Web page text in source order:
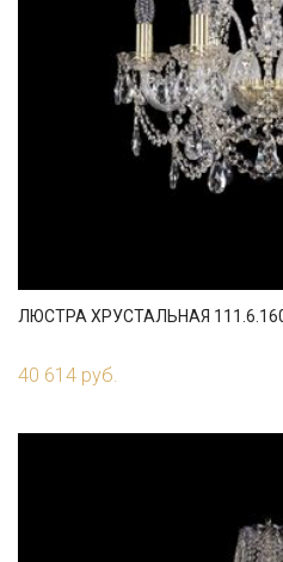
ЛЮСТРА ХРУСТАЛЬНАЯ
40 614 руб.